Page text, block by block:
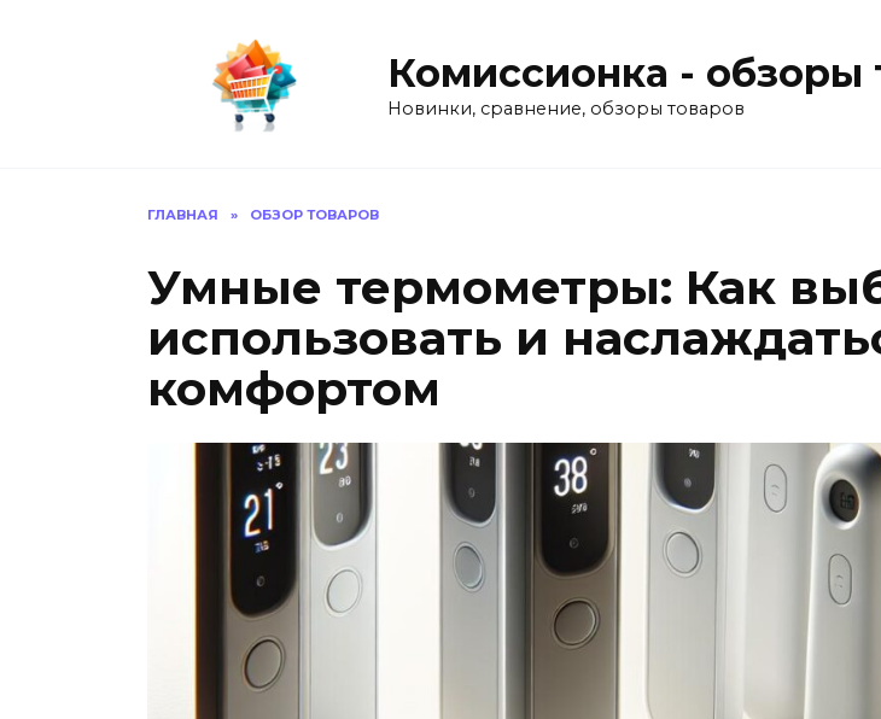
Комиссионка - обзоры
Новинки, сравнение, обзоры товаров
ГЛАВНАЯ » ОБЗОР ТОВАРОВ
Умные термометры: Как
использовать и
комфортом